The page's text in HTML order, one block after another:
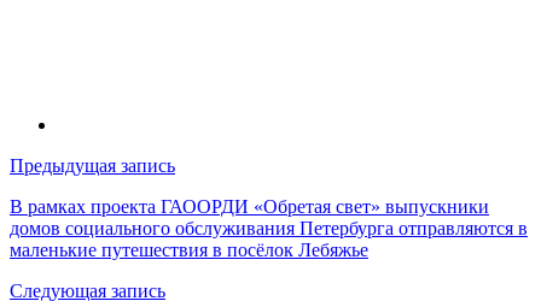
Навигация
по
записям
Предыдущая запись
В рамках проекта ГАООРДИ «Обретая свет» выпускники
домов социального обслуживания Петербурга отправляются в
маленькие путешествия в посёлок Лебяжье
Следующая запись